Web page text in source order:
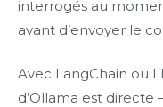
interrogés au
avant d’envoyer le
Avec LangChain ou
d’Ollama est